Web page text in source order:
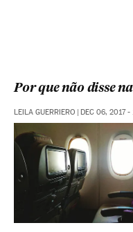
Por que não disse
LEILA GUERRIERO DEC 06, 2017 -